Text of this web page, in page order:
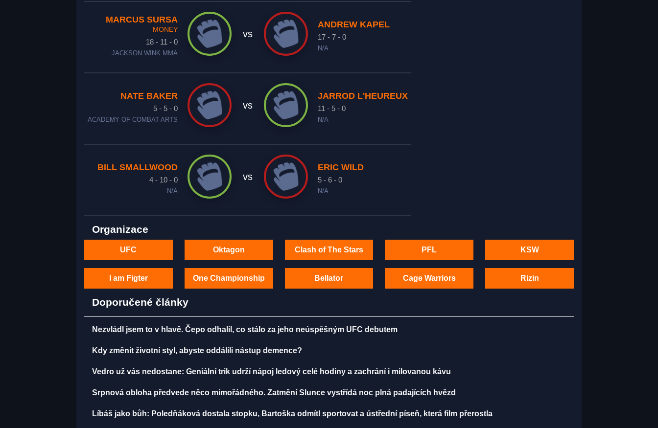
MARCUS SURSA
MONEY
18 - 11 - 0
JACKSON WINK MMA
vs
ANDREW KAPEL
17 - 7 - 0
N/A
NATE BAKER
5 - 5 - 0
ACADEMY OF COMBAT ARTS
vs
JARROD L'HEUREUX
11 - 5 - 0
N/A
BILL SMALLWOOD
4 - 10 - 0
N/A
vs
ERIC WILD
5 - 6 - 0
N/A
Organizace
UFC Oktagon Clash of The Stars PFL KSW
I am Figter One Championship Bellator Cage Warriors Rizin
Doporučené články
Nezvládl jsem to v hlavě. Čepo odhalil, co stálo za jeho neúspěšným UFC debutem
Kdy změnit životní styl, abyste oddálili nástup demence?
Vedro už vás nedostane: Geniální trik udrží nápoj ledový celé hodiny a zachrání i milovanou kávu
Srpnová obloha předvede něco mimořádného. Zatmění Slunce vystřídá noc plná padajících hvězd
Líbáš jako bůh: Poledňáková dostala stopku, Bartoška odmítl sportovat a ústřední píseň, která film přerostla